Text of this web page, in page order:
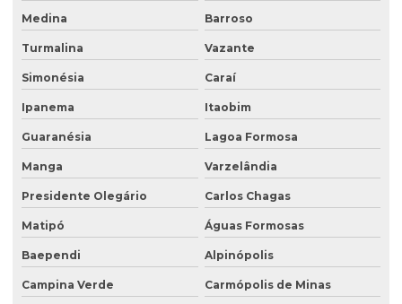
Poço de monitoramento multinível
Poço de monitoramento posto de combustível
Programa de monitoramento de efluentes líquidos
Projeto recuperação de área degradada
Projeto de recuperação de área degradada prad
Recuperação de área degradada por garimpo
Recuperação de área degradada pela agricultura
Recuperação de área degradada pela mineração
Medina Barroso
Turmalina Vazante
Simonésia Caraí
Ipanema Itaobim
Guaranésia Lagoa Formosa
Manga Varzelândia
Presidente Olegário Carlos Chagas
Matipó Águas Formosas
Baependi Alpinópolis
Campina Verde Carmópolis de Minas